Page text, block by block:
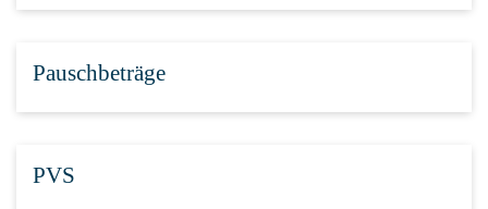
Pauschbeträge
PVS